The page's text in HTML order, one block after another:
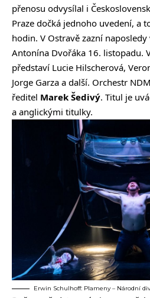
přenosu odvysílal i
Praze dočká jednoho uvedení, a
hodin. V Ostravě zazní
Antonína Dvořáka 16. listopadu.
představí Lucie Hilscherová,
Jorge Garza a další. Orchestr
ředitel Marek Šedivý. Titul je
a anglickými titulky.
Erwin Schulhoff: Plameny – Národní